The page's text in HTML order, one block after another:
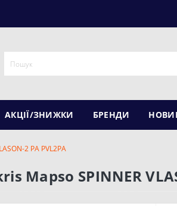
АКЦІЇ/ЗНИЖКИ БРЕНДИ
2 PA PVL2PA
Mapso SPINNER